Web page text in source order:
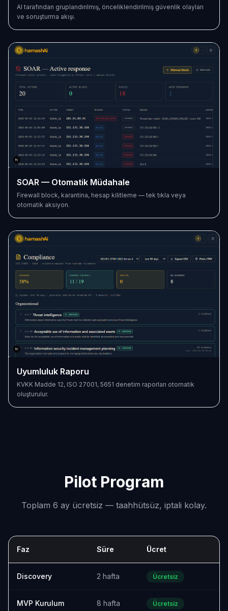
AI tarafından gruplandırılmış, önceliklendirilmiş güvenlik olayları
ve soruşturma akışı.
SOAR — Otomatik Müdahale
Firewall block, karantina, hesap kilitleme — tek tıkla veya
otomatik aksiyon.
Uyumluluk Raporu
KVKK Madde 12, ISO 27001, 5651 denetim raporları otomatik
oluşturulur.
Pilot Program
Toplam 6 ay ücretsiz — taahhütsüz, iptali kolay.
Faz Süre Ücret
Discovery 2 hafta Ücretsiz
MVP Kurulum 8 hafta Ücretsiz